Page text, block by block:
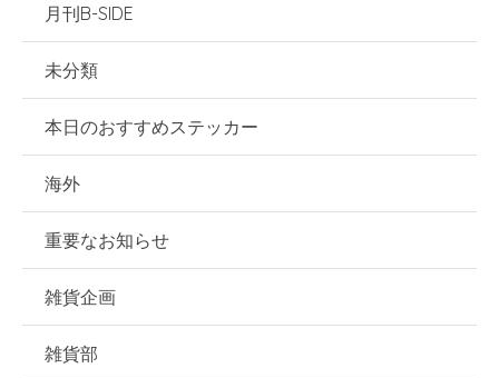
月刊B-SIDE
未分類
本日のおすすめステッカー
海外
重要なお知らせ
雑貨企画
雑貨部